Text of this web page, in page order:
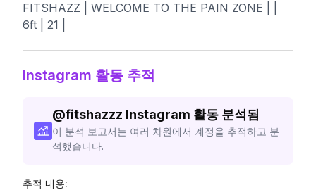
FITSHAZZ | WELCOME TO THE PAIN ZONE | |
6ft | 21 |
Instagram 활동 추적
@fitshazzz Instagram 활동 분석됨
이 분석 보고서는 여러 차원에서 계정을 추적하고 분
석했습니다.
추적 내용: